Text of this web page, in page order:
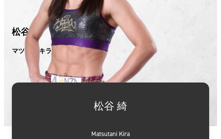
松谷 綺
マツタニ キラ
松谷 綺
Matsutani Kira